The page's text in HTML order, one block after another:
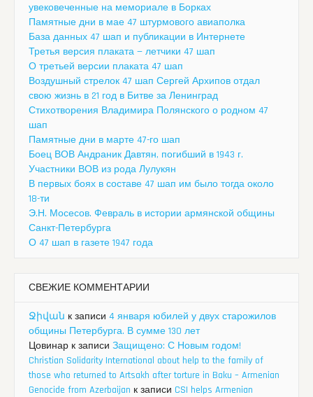
увековеченные на мемориале в Борках
Памятные дни в мае 47 штурмового авиаполка
База данных 47 шап и публикации в Интернете
Третья версия плаката — летчики 47 шап
О третьей версии плаката 47 шап
Воздушный стрелок 47 шап Сергей Архипов отдал
свою жизнь в 21 год в Битве за Ленинград
Стихотворения Владимира Полянского о родном 47
шап
Памятные дни в марте 47-го шап
Боец ВОВ Андраник Давтян, погибший в 1943 г.
Участники ВОВ из рода Лулукян
В первых боях в составе 47 шап им было тогда около
18-ти
Э.Н. Мосесов. Февраль в истории армянской общины
Санкт-Петербурга
О 47 шап в газете 1947 года
СВЕЖИЕ КОММЕНТАРИИ
Ջիվան к записи 4 января юбилей у двух старожилов
общины Петербурга. В сумме 130 лет
Цовинар к записи Защищено: С Новым годом!
Christian Solidarity International about help to the family of
those who returned to Artsakh after torture in Baku – Armenian
Genocide from Azerbaijan к записи CSI helps Armenian